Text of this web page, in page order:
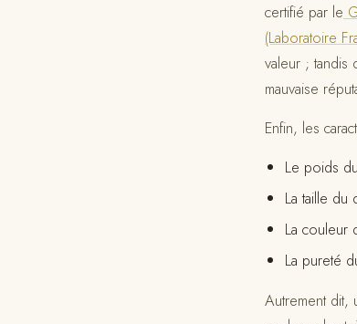
certifié par le
(Laboratoire
valeur ; tandis
mauvaise
Enfin, les
Le poids
La taille du
La couleur
La pureté
Autrement dit,